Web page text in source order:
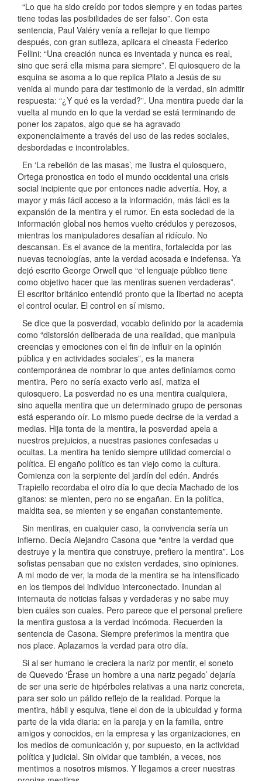
“Lo que ha sido creído por todos siempre y en todas partes
tiene todas las posibilidades de ser falso”. Con esta
sentencia, Paul Valéry venía a reflejar lo que tiempo
después, con gran sutileza, aplicara el cineasta Federico
Fellini: “Una creación nunca es inventada y nunca es real,
sino que será ella misma para siempre”. El quiosquero de la
esquina se asoma a lo que replica Pilato a Jesús de su
venida al mundo para dar testimonio de la verdad, sin admitir
respuesta: “¿Y qué es la verdad?”. Una mentira puede dar la
vuelta al mundo en lo que la verdad se está terminando de
poner los zapatos, algo que se ha agravado
exponencialmente a través del uso de las redes sociales,
desbordadas e incontrolables.
En ‘La rebelión de las masas’, me ilustra el quiosquero,
Ortega pronostica en todo el mundo occidental una crisis
social incipiente que por entonces nadie advertía. Hoy, a
mayor y más fácil acceso a la información, más fácil es la
expansión de la mentira y el rumor. En esta sociedad de la
información global nos hemos vuelto crédulos y perezosos,
mientras los manipuladores desafían al ridículo. No
descansan. Es el avance de la mentira, fortalecida por las
nuevas tecnologías, ante la verdad acosada e indefensa. Ya
dejó escrito George Orwell que “el lenguaje público tiene
como objetivo hacer que las mentiras suenen verdaderas”.
El escritor británico entendió pronto que la libertad no acepta
el control ocular. El control en sí mismo.
Se dice que la posverdad, vocablo definido por la academia
como “distorsión deliberada de una realidad, que manipula
creencias y emociones con el fin de influir en la opinión
pública y en actividades sociales”, es la manera
contemporánea de nombrar lo que antes definíamos como
mentira. Pero no sería exacto verlo así, matiza el
quiosquero. La posverdad no es una mentira cualquiera,
sino aquella mentira que un determinado grupo de personas
está esperando oír. Lo mismo puede decirse de la verdad a
medias. Hija tonta de la mentira, la posverdad apela a
nuestros prejuicios, a nuestras pasiones confesadas u
ocultas. La mentira ha tenido siempre utilidad comercial o
política. El engaño político es tan viejo como la cultura.
Comienza con la serpiente del jardín del edén. Andrés
Trapiello recordaba el otro día lo que decía Machado de los
gitanos: se mienten, pero no se engañan. En la política,
maldita sea, se mienten y se engañan constantemente.
Sin mentiras, en cualquier caso, la convivencia sería un
infierno. Decía Alejandro Casona que “entre la verdad que
destruye y la mentira que construye, prefiero la mentira”. Los
sofistas pensaban que no existen verdades, sino opiniones.
A mi modo de ver, la moda de la mentira se ha intensificado
en los tiempos del individuo interconectado. Inundan al
internauta de noticias falsas y verdaderas y no sabe muy
bien cuáles son cuales. Pero parece que el personal prefiere
la mentira gustosa a la verdad incómoda. Recuerden la
sentencia de Casona. Siempre preferimos la mentira que
nos place. Aplazamos la verdad para otro día.
Si al ser humano le creciera la nariz por mentir, el soneto
de Quevedo ‘Érase un hombre a una nariz pegado’ dejaría
de ser una serie de hipérboles relativas a una nariz concreta,
para ser solo un pálido reflejo de la realidad. Porque la
mentira, hábil y esquiva, tiene el don de la ubicuidad y forma
parte de la vida diaria: en la pareja y en la familia, entre
amigos y conocidos, en la empresa y las organizaciones, en
los medios de comunicación y, por supuesto, en la actividad
política y judicial. Sin olvidar que también, a veces, nos
mentimos a nosotros mismos. Y llegamos a creer nuestras